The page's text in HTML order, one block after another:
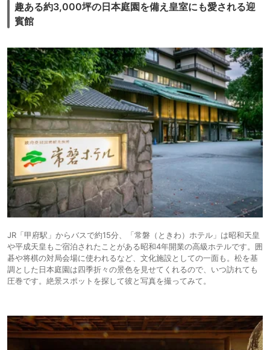
趣ある約3,000坪の日本庭園を備え皇室にも愛される迎
賓館
JR「甲府駅」からバスで約15分、「常磐（ときわ）ホテル」は昭和天皇
や平成天皇もご宿泊されたことがある昭和4年開業の高級ホテルです。囲
碁や将棋の対局会場に使われるなど、文化施設としての一面も。松を基
調とした日本庭園は四季折々の景色を見せてくれるので、いつ訪れても
圧巻です。絶景スポットを探して彼と写真を撮ってみて。